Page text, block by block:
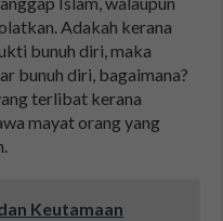
Adakah kerana
bunuh diri, maka
bunuh diri, bagaimana?
terlibat kerana
mayat orang yang
Keutamaan